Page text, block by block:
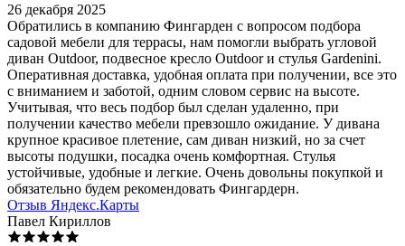
26 декабря 2025
Обратились в компанию Фингарден с вопросом подбора
садовой мебели для террасы, нам помогли выбрать угловой
диван Outdoor, подвесное кресло Outdoor и стулья Gardenini.
Оперативная доставка, удобная оплата при получении, все это
с вниманием и заботой, одним словом сервис на высоте.
Учитывая, что весь подбор был сделан удаленно, при
получении качество мебели превзошло ожидание. У дивана
крупное красивое плетение, сам диван низкий, но за счет
высоты подушки, посадка очень комфортная. Стулья
устойчивые, удобные и легкие. Очень довольны покупкой и
обязательно будем рекомендовать Фингардерн.
Отзыв Яндекс.Карты
Павел Кириллов